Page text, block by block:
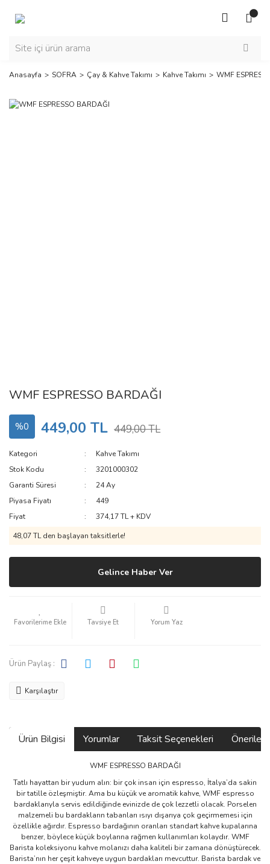
Anasayfa SOFRA Çay & Kahve Takımı Kahve Takımı WMF
WMF ESPRESSO BARDAĞI
%0 449,00 TL 449,00 TL
Kategori
Kahve Takımı
Stok Kodu
3201000302
Garanti Süresi
24 Ay
Piyasa Fiyatı
449
Fiyat
374,17 TL + KDV
48,07 TL den başlayan taksitlerle!
Gelince Haber Ver
Tavsiye Et Yorum Yaz
Ürün Paylaş :
Karşılaştır
Ürün Bilgisi Yorumlar Taksit Seçenekleri
WMF ESPRESSO BARDAĞI
Tatlı hayattan bir yudum alın: bir çok insan için espresso, İtalya’da sakin
bir tatille özleşmiştir. Ama bu küçük ve aromatik kahve, WMF espresso
bardaklarıyla servis edildiğinde evinizde de çok lezzetli olacak. Porselen
malzemeli bu bardakların tabanları ısıyı dışarıya çok geçirmemesi için
özellikle ağırdır. Espresso bardağının oranları standart kahve kupalarına
benzer, böylece küçük boylarına rağmen kullanımları kolaydır. WMF
Barista koleksiyonu kahve molanızı daha kaliteli bir zamana dönüştürecek.
Barista’nın her çeşit kahveye uygun bardakları mevcuttur. Barista bardak ve